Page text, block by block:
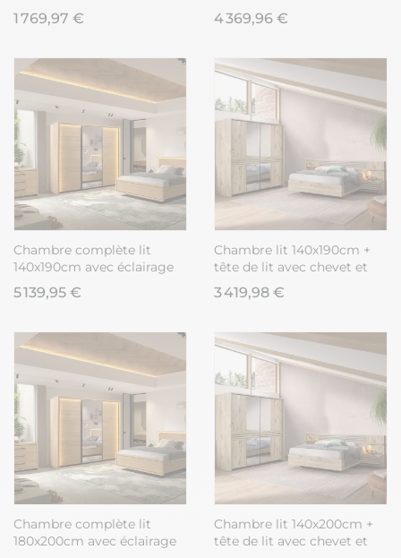
chevets aspect bois et noir
- LUDY
1 769,97 €
chevets + armoire aspect
bois et noir - LUDY
4 369,96 €
Chambre complète lit
140x190cm avec éclairage
led + 2 chevets + commode
+ armoire aspect bois et
5 139,95 €
Chambre lit 140x190cm +
tête de lit avec chevet et
leds + armoire aspect bois
et noir - NIKITA
3 419,98 €
Chambre complète lit
180x200cm avec éclairage
Chambre lit 140x200cm +
tête de lit avec chevet et